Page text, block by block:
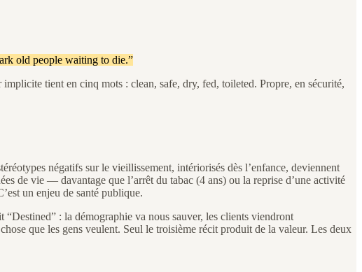
old people waiting to die.”
tient en cinq mots : clean, safe, dry, fed, toileted. Propre, en sécurité,
négatifs sur le vieillissement, intériorisés dès l’enfance, deviennent
de vie — davantage que l’arrêt du tabac (4 ans) ou la reprise d’une activité
un enjeu de santé publique.
: la démographie va nous sauver, les clients viendront
que les gens veulent. Seul le troisième récit produit de la valeur. Les deux